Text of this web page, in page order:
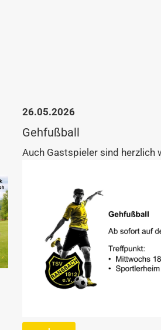
26.05.2026
Gehfußball
Auch Gastspieler sind herzlich